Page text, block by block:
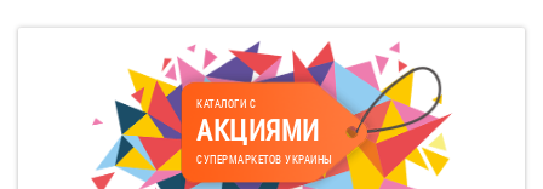
КАТАЛОГИ С
АКЦИЯМИ
СУПЕРМАРКЕТОВ УКРАИНЫ